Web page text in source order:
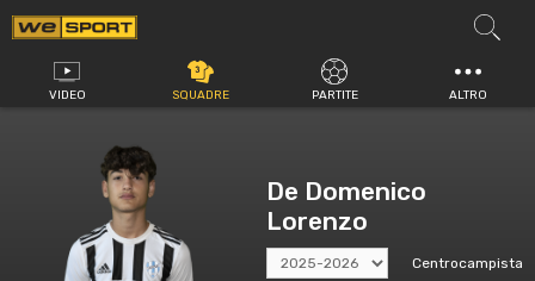
Vai
al
contenuto
VIDEO SQUADRE PARTITE ALTRO
De Domenico
Lorenzo
Centrocampista